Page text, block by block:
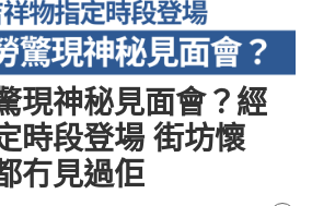
現神秘見面會？經
時段登場 街坊懷
冇見過佢